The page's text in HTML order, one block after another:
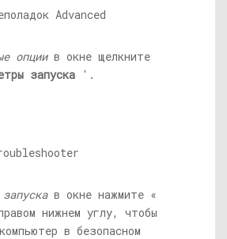
опциив окне щелкните
запуска '.
в окне нажмите «
нижнем углу, чтобы
в безопасном